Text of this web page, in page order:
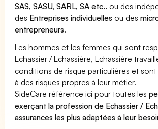
SAS, SASU, SARL, SA etc.. ou des
des Entreprises individuelles ou des
entrepreneurs.
Les hommes et les femmes qui sont
Echassier / Echassière, Echassière
conditions de risque particulières et
à des risques propres à leur métier.
SideCare référence ici pour toutes les
exerçant la profession de Echassier /
assurances les plus adaptées à leur